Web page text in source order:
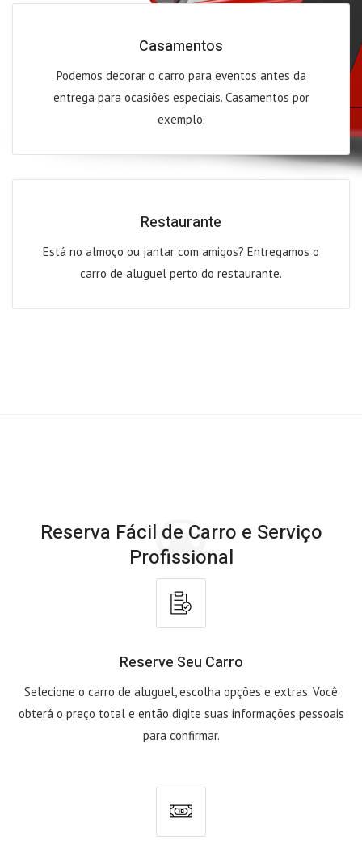
Casamentos
Podemos decorar o carro para eventos antes da
entrega para ocasiões especiais. Casamentos por
exemplo.
Restaurante
Está no almoço ou jantar com amigos? Entregamos o
carro de aluguel perto do restaurante.
Reserva Fácil de Carro e Serviço
Profissional
Reserve Seu Carro
Selecione o carro de aluguel, escolha opções e extras. Você
obterá o preço total e então digite suas informações pessoais
para confirmar.